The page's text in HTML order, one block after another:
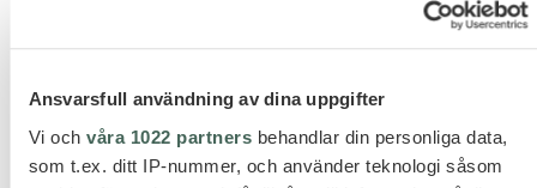
Ansvarsfull användning av dina uppgifter
Vi och våra 1022 partnersbehandlar din personliga data,
som t.ex. ditt IP-nummer, och använder teknologi såsom
LANGUEDOC